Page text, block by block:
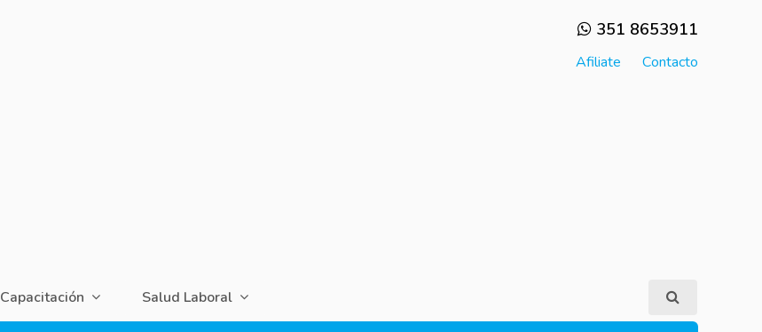
351 8653911
Afiliate Contacto
Capacitación Salud Laboral